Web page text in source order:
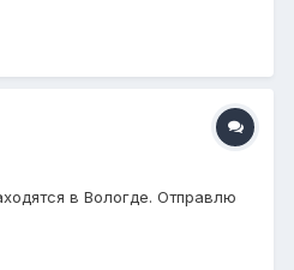
в Вологде. Отправлю